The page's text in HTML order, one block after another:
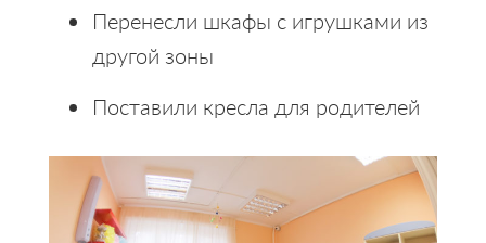
Перенесли шкафы с игрушками из
другой зоны
Поставили кресла для родителей